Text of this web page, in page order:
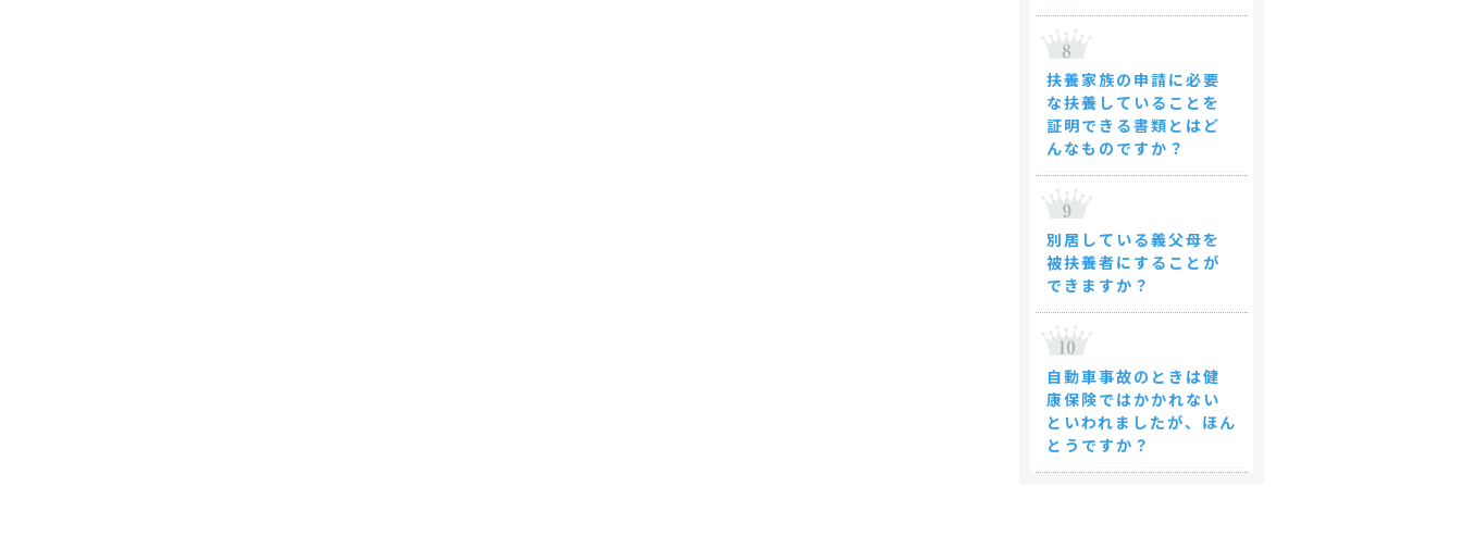
扶養家族の申請に必要
な扶養していることを
証明できる書類とはど
んなものですか？
別居している義父母を
被扶養者にすることが
できますか？
自動車事故のときは健
康保険ではかかれない
といわれましたが、ほん
とうですか？